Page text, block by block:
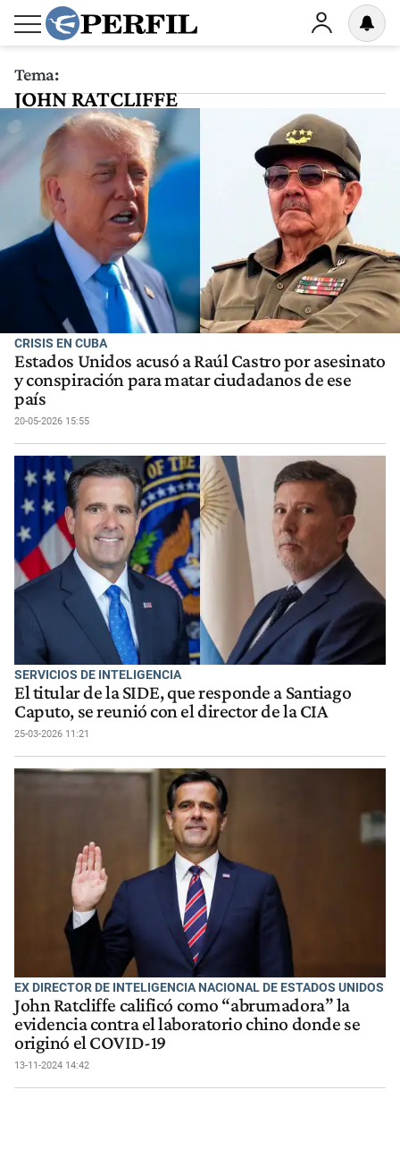
Tema:
JOHN RATCLIFFE
CRISIS EN CUBA
Estados Unidos acusó a Raúl Castro por asesinato
y conspiración para matar ciudadanos de ese
país
20-05-2026 15:55
SERVICIOS DE INTELIGENCIA
El titular de la SIDE, que responde a Santiago
Caputo, se reunió con el director de la CIA
25-03-2026 11:21
EX DIRECTOR DE INTELIGENCIA NACIONAL DE ESTADOS UNIDOS
John Ratcliffe calificó como “abrumadora” la
evidencia contra el laboratorio chino donde se
originó el COVID-19
13-11-2024 14:42